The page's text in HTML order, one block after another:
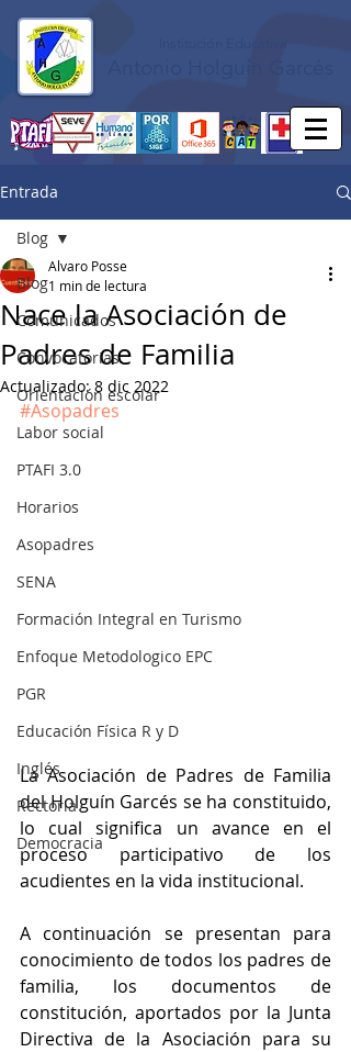
Entrada
Blog
Comunicados
Convocatorias
Orientación escolar
Labor social
PTAFI 3.0
Horarios
Asopadres
SENA
Formación Integral en Turismo
Enfoque Metodologico EPC
PGR
Educación Física R y D
Inglés
Rectoría
Democracia
Blog
Nace la Asociación de
Padres de Familia
Alvaro Posse
1 min de lectura
Actualizado:8 dic 2022
#Asopadres
La Asociación de Padres de Familia
del Holguín Garcés se ha constituido,
lo cual significa un avance en el
proceso participativo de los
acudientes en la vida institucional.
A continuación se presentan para
conocimiento de todos los padres de
familia, los documentos de
constitución, aportados por la Junta
Directiva de la Asociación para su